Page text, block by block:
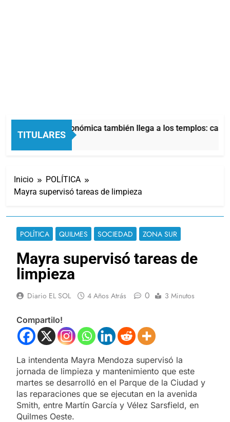
TITULARES
La crisis económica también llega a los templos: casi
1 Hora Atrás
Inicio
POLÍTICA
Mayra supervisó tareas de limpieza
POLÍTICA QUILMES SOCIEDAD ZONA SUR
Mayra supervisó tareas de
limpieza
Diario EL SOL 4 Años Atrás 0 3 Minutos
Compartilo!
La intendenta Mayra Mendoza supervisó la
jornada de limpieza y mantenimiento que este
martes se desarrolló en el Parque de la Ciudad y
las reparaciones que se ejecutan en la avenida
Smith, entre Martín García y Vélez Sarsfield, en
Quilmes Oeste.